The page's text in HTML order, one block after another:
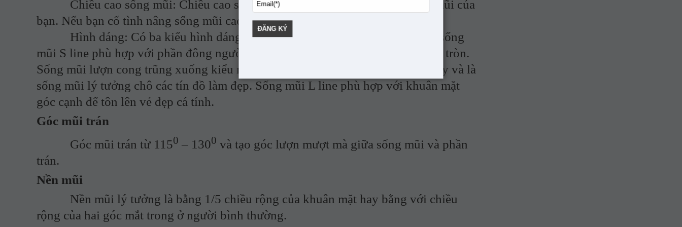
Chiều cao sống mũi: Chiều cao sống mũi phụ thuộc vào chất lượng da mũi của
bạn. Nếu bạn cố tình nâng sống mũi cao, da mũi dễ bóng đỏ, lộ sống mũi.
Hình dáng: Có ba kiểu hình dáng sống mũi được chấp nhận hiện nay là sống
mũi S line phù hợp với phần đông người Việt Nam có khuân mặt trái xoan, mặt tròn.
Sống mũi lượn cong trũng xuống kiểu mũi Trung Hoa đang thịnh hành hiện nay và là
sống mũi lý tưởng chô các tín đồ làm đẹp. Sống mũi L line phù hợp với khuân mặt
góc cạnh để tôn lên vẻ đẹp cá tính.
Góc mũi trán
Góc mũi trán từ 1150 – 1300 và tạo góc lượn mượt mà giữa sống mũi và phần
trán.
Nền mũi
Nền mũi lý tưởng là bằng 1/5 chiều rộng của khuân mặt hay bằng với chiều
rộng của hai góc mắt trong ở người bình thường.